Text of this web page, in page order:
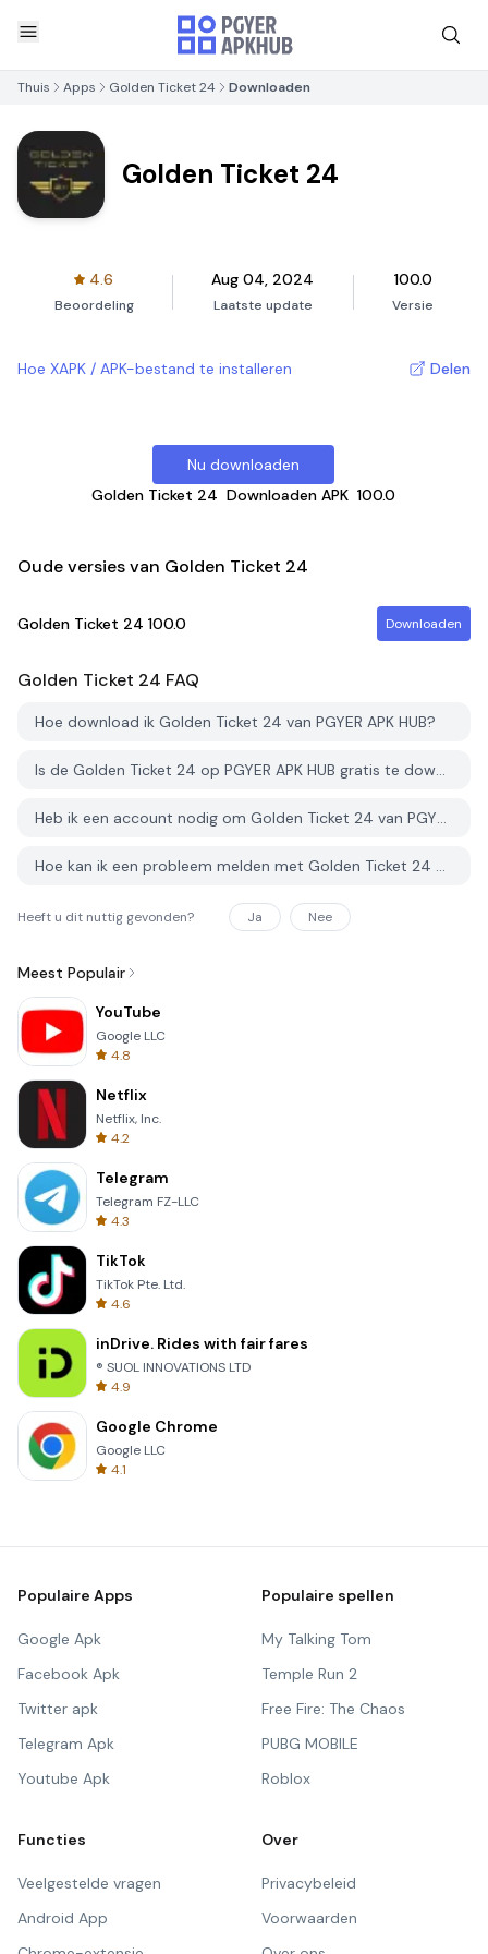
Thuis Apps Golden Ticket 24 Downloaden
Golden Ticket 24
4.6
Beoordeling
Aug 04, 2024
Laatste update
100.0
Versie
Hoe XAPK / APK-bestand te installeren Delen
Nu downloaden
Golden Ticket 24 Downloaden APK 100.0
Oude versies van Golden Ticket 24
Golden Ticket 24 100.0 Downloaden
Golden Ticket 24 FAQ
Hoe download ik Golden Ticket 24 van PGYER APK HUB?
Is de Golden Ticket 24 op PGYER APK HUB gratis te downloaden?
Heb ik een account nodig om Golden Ticket 24 van PGYER APK HUB te downloaden?
Hoe kan ik een probleem melden met Golden Ticket 24 op PGYER APK HUB?
Heeft u dit nuttig gevonden? Ja Nee
Meest Populair
YouTube
Google LLC
4.8
Netflix
Netflix, Inc.
4.2
Telegram
Telegram FZ-LLC
4.3
TikTok
TikTok Pte. Ltd.
4.6
inDrive. Rides with fair fares
® SUOL INNOVATIONS LTD
4.9
Google Chrome
Google LLC
4.1
Populaire Apps
Google Apk
Facebook Apk
Twitter apk
Telegram Apk
Youtube Apk
Populaire spellen
My Talking Tom
Temple Run 2
Free Fire: The Chaos
PUBG MOBILE
Roblox
Functies
Veelgestelde vragen
Android App
Over
Privacybeleid
Voorwaarden